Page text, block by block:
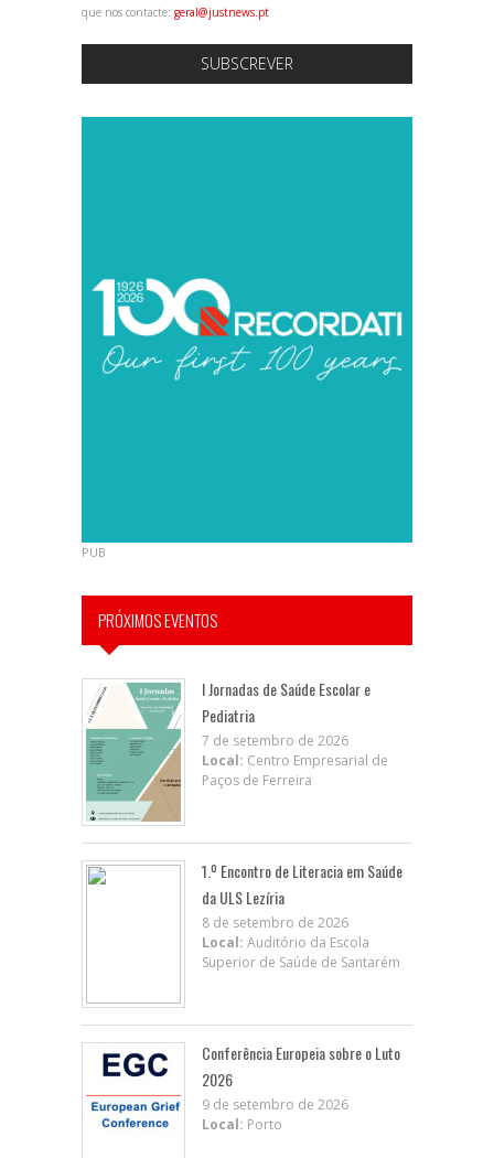
que nos contacte: geral@justnews.pt
SUBSCREVER
PUB
PRÓXIMOS EVENTOS
I Jornadas de Saúde Escolar e
Pediatria
7 de setembro de 2026
Local: Centro Empresarial de
Paços de Ferreira
1.º Encontro de Literacia em Saúde
da ULS Lezíria
8 de setembro de 2026
Local: Auditório da Escola
Superior de Saúde de Santarém
Conferência Europeia sobre o Luto
2026
9 de setembro de 2026
Local: Porto